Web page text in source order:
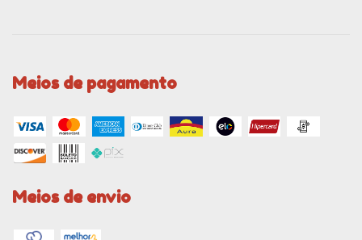
Meios de pagamento
Meios de envio